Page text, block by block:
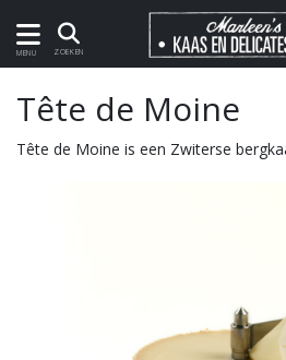
MENU ZOEKEN
Tête de Moine
Tête de Moine is een Zwiterse